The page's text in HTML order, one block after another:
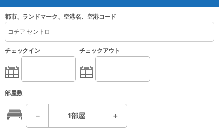
都市、ランドマーク、空港名、空港コード
チェックイン チェックアウト
部屋数
－ 1部屋 ＋